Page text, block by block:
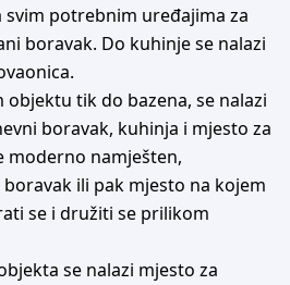
potrebnim uređajima za
boravak. Do kuhinje se nalazi
tik do bazena, se nalazi
boravak, kuhinja i mjesto za
moderno namješten,
ili pak mjesto na kojem
se i družiti se prilikom
se nalazi mjesto za